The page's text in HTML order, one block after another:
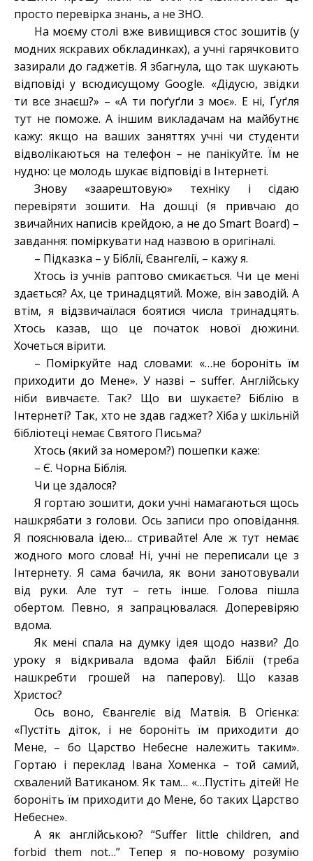
просто перевірка знань, а не ЗНО.
На моєму столі вже вивищився стос зошитів (у
модних яскравих обкладинках), а учні гарячковито
зазирали до гаджетів. Я збагнула, що так шукають
відповіді у всюдисущому Google. «Дідусю, звідки
ти все знаєш?» – «А ти поґуґли з моє». Е ні, Ґуґля
тут не поможе. А іншим викладачам на майбутнє
кажу: якщо на ваших заняттях учні чи студенти
відволікаються на телефон – не панікуйте. Їм не
нудно: це молодь шукає відповіді в Інтернеті.
Знову «заарештовую» техніку і сідаю
перевіряти зошити. На дошці (я привчаю до
звичайних написів крейдою, а не до Smart Board) –
завдання: поміркувати над назвою в оригіналі.
– Підказка – у Біблії, Євангелії, – кажу я.
Хтось із учнів раптово смикається. Чи це мені
здається? Ах, це тринадцятий. Може, він заводій. А
втім, я відзвичаїлася боятися числа тринадцять.
Хтось казав, що це початок нової дюжини.
Хочеться вірити.
– Поміркуйте над словами: «…не бороніть їм
приходити до Мене». У назві – suffer. Англійську
ніби вивчаєте. Так? Що ви шукаєте? Біблію в
Інтернеті? Так, хто не здав гаджет? Хіба у шкільній
бібліотеці немає Святого Письма?
Хтось (який за номером?) пошепки каже:
– Є. Чорна Біблія.
Чи це здалося?
Я гортаю зошити, доки учні намагаються щось
нашкрябати з голови. Ось записи про оповідання.
Я пояснювала ідею… стривайте! Але ж тут немає
жодного мого слова! Ні, учні не переписали це з
Інтернету. Я сама бачила, як вони занотовували
від руки. Але тут – геть інше. Голова пішла
обертом. Певно, я запрацювалася. Доперевіряю
вдома.
Як мені спала на думку ідея щодо назви? До
уроку я відкривала вдома файл Біблії (треба
нашкребти грошей на паперову). Що казав
Христос?
Ось воно, Євангеліє від Матвія. В Огієнка:
«Пустіть діток, і не бороніть їм приходити до
Мене, – бо Царство Небесне належить таким».
Гортаю і переклад Івана Хоменка – той самий,
схвалений Ватиканом. Як там… «…Пустіть дітей! Не
бороніть їм приходити до Мене, бо таких Царство
Небесне».
А як англійською? “Suffer little children, and
forbid them not…” Тепер я по-новому розумію